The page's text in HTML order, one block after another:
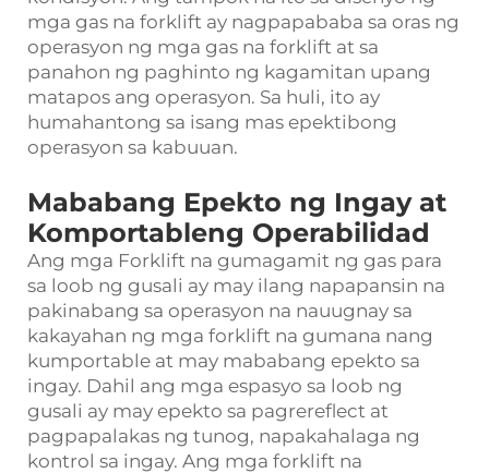
mga gas na forklift ay nagpapababa sa oras ng
operasyon ng mga gas na forklift at sa
panahon ng paghinto ng kagamitan upang
matapos ang operasyon. Sa huli, ito ay
humahantong sa isang mas epektibong
operasyon sa kabuuan.
Mababang Epekto ng Ingay at
Komportableng Operabilidad
Ang mga Forklift na gumagamit ng gas para
sa loob ng gusali ay may ilang napapansin na
pakinabang sa operasyon na nauugnay sa
kakayahan ng mga forklift na gumana nang
kumportable at may mababang epekto sa
ingay. Dahil ang mga espasyo sa loob ng
gusali ay may epekto sa pagrereflect at
pagpapalakas ng tunog, napakahalaga ng
kontrol sa ingay. Ang mga forklift na